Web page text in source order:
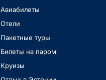
Авиабилеты
Oтели
Пакетные туры
Билеты на паром
Круизы